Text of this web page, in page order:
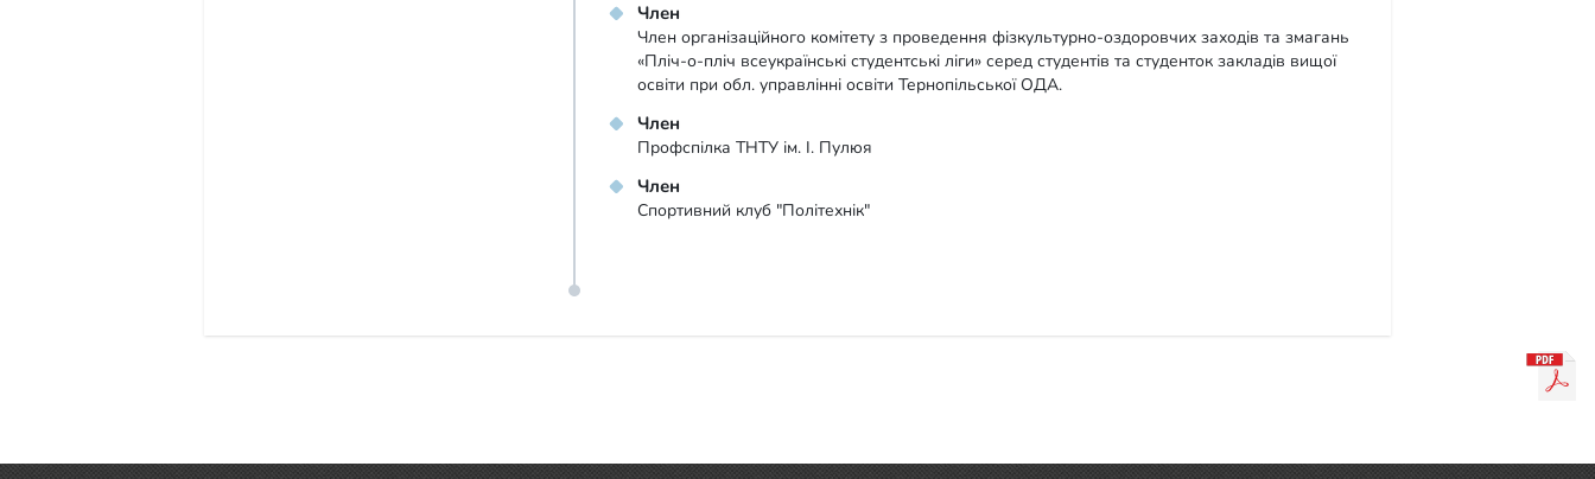
Член
Член організаційного комітету з проведення фізкультурно-оздоровчих заходів та змагань
«Пліч-о-пліч всеукраїнські студентські ліги» серед студентів та студенток закладів вищої
освіти при обл. управлінні освіти Тернопільської ОДА.
Член
Профспілка ТНТУ ім. І. Пулюя
Член
Спортивний клуб "Політехнік"